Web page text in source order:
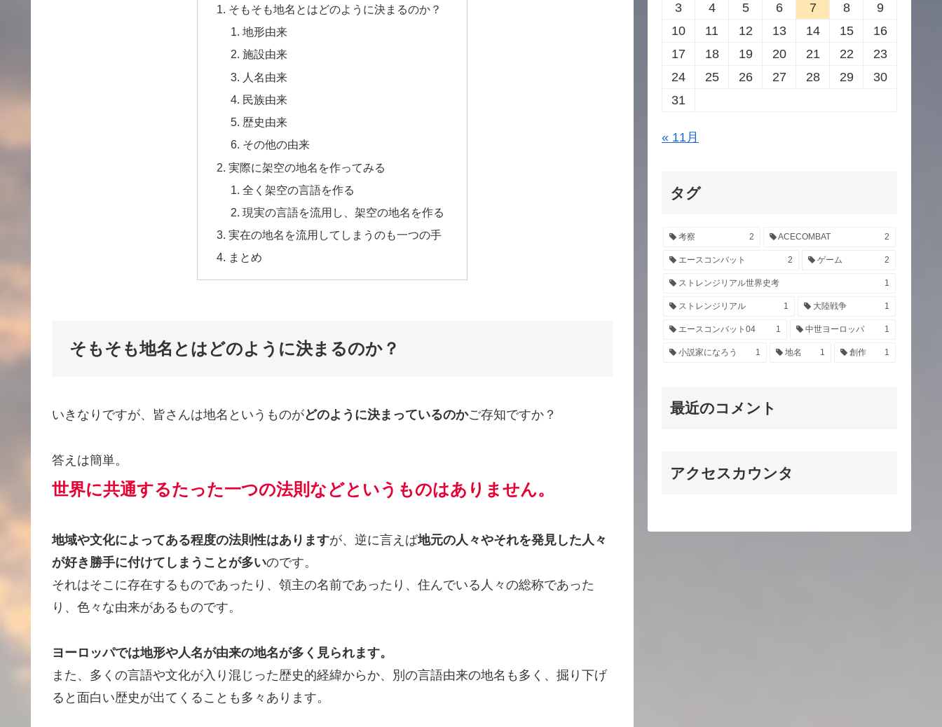
そもそも地名とはどのように決まるのか？
地形由来
施設由来
人名由来
民族由来
歴史由来
その他の由来
実際に架空の地名を作ってみる
全く架空の言語を作る
現実の言語を流用し、架空の地名を作る
実在の地名を流用してしまうのも一つの手
まとめ
そもそも地名とはどのように決まるのか？
いきなりですが、皆さんは地名というものがどのように決まっているのかご存知ですか？
答えは簡単。
世界に共通するたった一つの法則などというものはありません。
地域や文化によってある程度の法則性はありますが、逆に言えば地元の人々やそれを発見した人々
が好き勝手に付けてしまうことが多いのです。
それはそこに存在するものであったり、領主の名前であったり、住んでいる人々の総称であった
り、色々な由来があるものです。
ヨーロッパでは地形や人名が由来の地名が多く見られます。
また、多くの言語や文化が入り混じった歴史的経緯からか、別の言語由来の地名も多く、掘り下げ
ると面白い歴史が出てくることも多々あります。
3
4 5 6 7 8
9
10
11 12 13 14 15
16
17
18 19 20 21 22
23
24
25 26 27 28 29
30
31
« 11月
タグ
考察 2 ACECOMBAT 2
エースコンバット 2 ゲーム 2
ストレンジリアル世界史考 1
ストレンジリアル 1 大陸戦争 1
エースコンバット04 1 中世ヨーロッパ 1
小説家になろう 1 地名 1 創作 1
最近のコメント
アクセスカウンタ